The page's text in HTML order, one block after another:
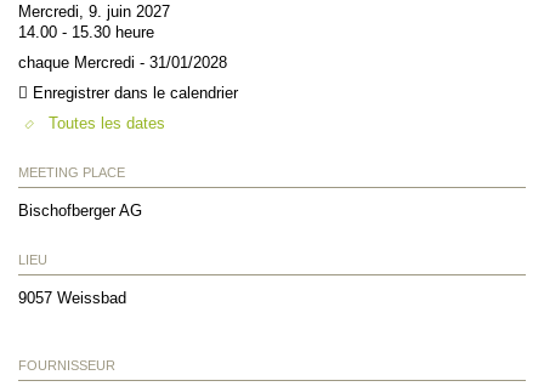
Mercredi, 9. juin 2027
14.00 - 15.30 heure
chaque Mercredi - 31/01/2028
Enregistrer dans le calendrier
Toutes les dates
MEETING PLACE
Bischofberger AG
LIEU
9057 Weissbad
FOURNISSEUR